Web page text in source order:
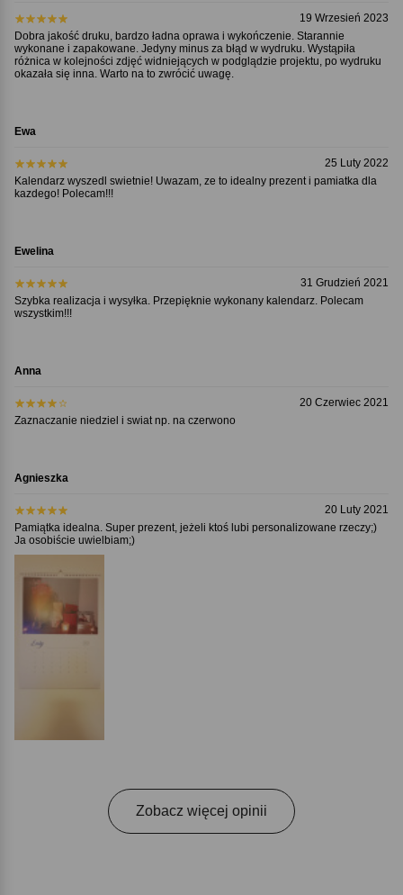
19 Wrzesień 2023
Dobra jakość druku, bardzo ładna oprawa i wykończenie. Starannie
wykonane i zapakowane. Jedyny minus za błąd w wydruku. Wystąpiła
różnica w kolejności zdjęć widniejących w podglądzie projektu, po wydruku
okazała się inna. Warto na to zwrócić uwagę.
Ewa
25 Luty 2022
Kalendarz wyszedl swietnie! Uwazam, ze to idealny prezent i pamiatka dla
kazdego! Polecam!!!
Ewelina
31 Grudzień 2021
Szybka realizacja i wysyłka. Przepięknie wykonany kalendarz. Polecam
wszystkim!!!
Anna
20 Czerwiec 2021
Zaznaczanie niedziel i swiat np. na czerwono
Agnieszka
20 Luty 2021
Pamiątka idealna. Super prezent, jeżeli ktoś lubi personalizowane rzeczy;)
Ja osobiście uwielbiam;)
Zobacz więcej opinii